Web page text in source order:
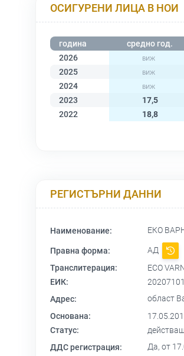
ОСИГУРЕНИ ЛИЦА В НОИ
година средно год.
2026
2025
2024
2023
17,5
2022
18,8
РЕГИСТЪРНИ ДАННИ
Наименование: ЕКО
Правна форма:
АД
Транслитерация:
ECO
ЕИК:
Адрес:
област
Основана:
Статус:
действащ
ДДС регистрация:
Да, от